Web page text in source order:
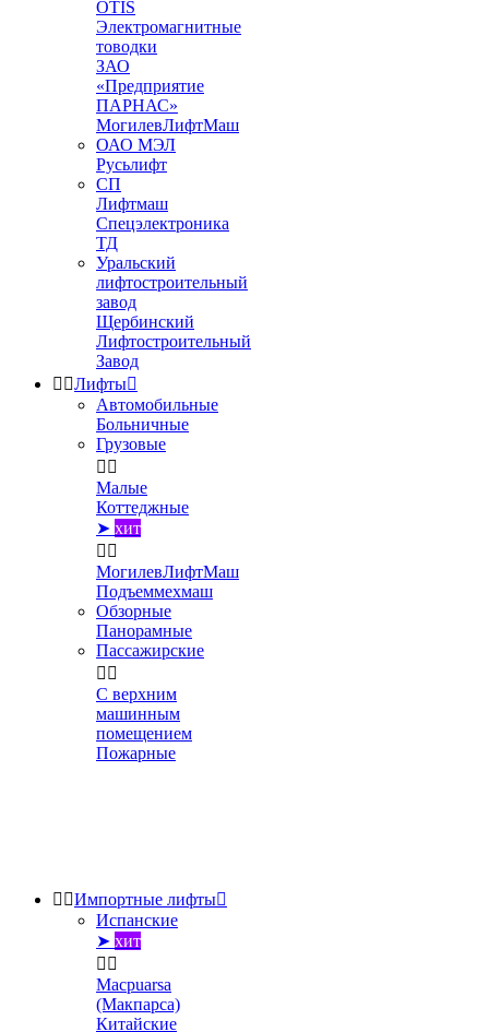
OTIS
Электромагнитные
товодки
ЗАО
«Предприятие
ПАРНАС»
МогилевЛифтМаш
ОАО МЭЛ
Русьлифт
СП
Лифтмаш
Спецэлектроника
ТД
Уральский
лифтостроительный
завод
Щербинский
Лифтостроительный
Завод
 Лифты
Автомобильные
Больничные
Грузовые
 
Малые
Коттеджные
➤ хит
 
МогилевЛифтМаш
Подъеммехмаш
Обзорные
Панорамные
Пассажирские
 
С верхним
машинным
помещением
Пожарные
 Импортные лифты
Испанские
➤ хит
 
Macpuarsa
(Макпарса)
Китайские